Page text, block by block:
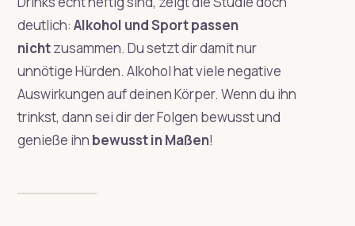
deutlich: Alkohol und Sport passen
nichtzusammen. Du setzt dir damit nur
unnötige Hürden. Alkohol hat viele negative
Auswirkungen auf deinen Körper. Wenn du ihn
trinkst, dann sei dir der Folgen bewusst und
genieße ihn bewusst in Maßen!